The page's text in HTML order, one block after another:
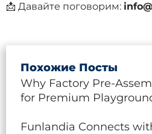
📩 Давайте поговорим:
Похожие Посты
Why Factory Pre-
for Premium
Funlandia Connects